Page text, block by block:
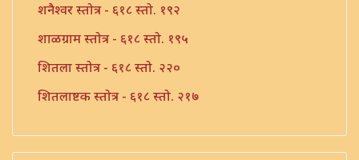
शनैश्वर स्तोत्र - ६१८ स्तो. १९२
शाळग्राम स्तोत्र - ६१८ स्तो. १९५
शितला स्तोत्र - ६१८ स्तो. २२०
शितलाष्टक स्तोत्र - ६१८ स्तो. २१७
शिव नामावली - ६१८ स्तो. ३९०